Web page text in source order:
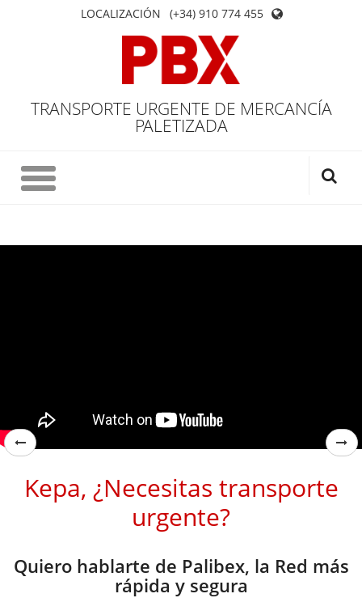
LOCALIZACIÓN (+34) 910 774 455
TRANSPORTE URGENTE DE MERCANCÍA
PALETIZADA
Kepa, ¿Necesitas transporte
urgente?
Quiero hablarte de Palibex, la Red más
rápida y segura